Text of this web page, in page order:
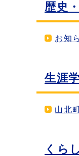
歴史
お知
生涯
山北
くら